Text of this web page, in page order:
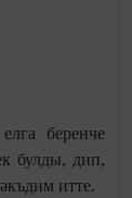
беренче
булды, дип,
итте.